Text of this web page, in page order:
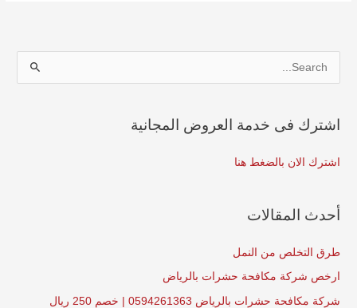
c
o
اشترك فى خدمة العروض المجانية
اشترك الان بالضغط هنا
أحدث المقالات
طرق التخلص من النمل
ارخص شركة مكافحة حشرات بالرياض
شركة مكافحة حشرات بالرياض 0594261363 | خصم 250 ريال